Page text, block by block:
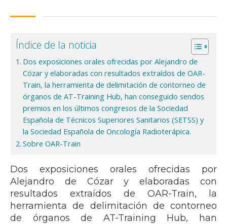
Índice de la noticia
Dos exposiciones orales ofrecidas por Alejandro de
Cózar y elaboradas con resultados extraídos de OAR-
Train, la herramienta de delimitación de contorneo de
órganos de AT-Training Hub, han conseguido sendos
premios en los últimos congresos de la Sociedad
Española de Técnicos Superiores Sanitarios (SETSS) y
la Sociedad Española de Oncología Radioterápica.
Sobre OAR-Train
Dos exposiciones orales ofrecidas por
Alejandro de Cózar y elaboradas con
resultados extraídos de OAR-Train, la
herramienta de delimitación de contorneo
de órganos de AT-Training Hub, han